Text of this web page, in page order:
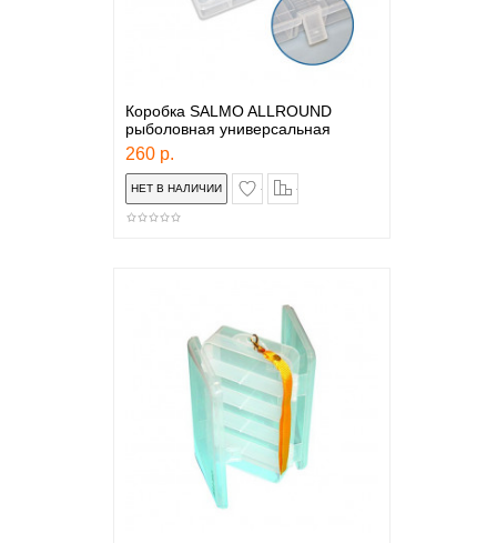
Коробка SALMO ALLROUND
рыболовная универсальная
260 р.
в закладки